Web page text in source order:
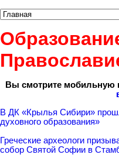
Вы смотрите мобильную
В ДК «Крылья Сибири»
духовного образования»
Греческие археологи
собор Святой Софии в